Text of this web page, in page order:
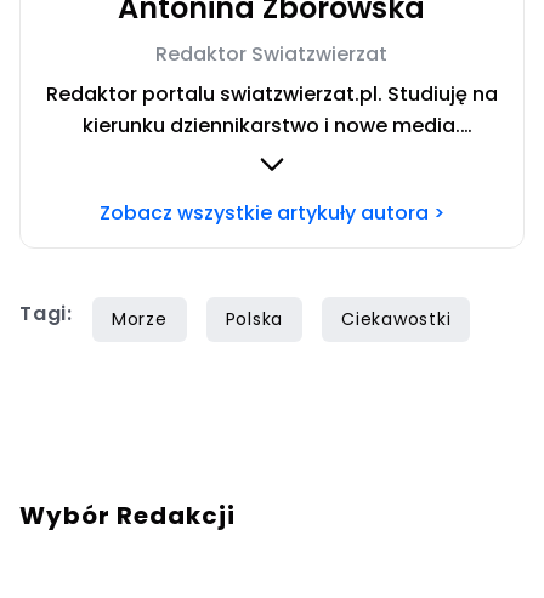
Redaktor Swiatzwierzat
Redaktor portalu swiatzwierzat.pl. Studiuję na
kierunku dziennikarstwo i nowe media.
Interesują mnie sprawy społeczne i wydarzenia
stale szkolącą się w tematyce zachowania
Lukier i kota bez ogona zwanego Ryszardem.
Zobacz wszystkie artykuły autora >
Tagi: Morze Polska Ciekawostki
Wybór Redakcji